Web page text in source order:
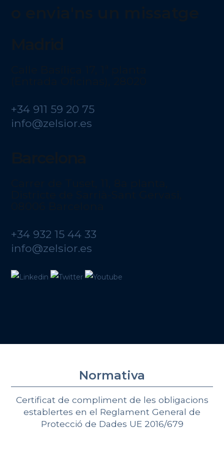
+34 911 59 20 75
info@zelsior.es
+34 932 15 44 33
info@zelsior.es
Normativa
Certificat de compliment de les obligacions
establertes en el Reglament General de
Protecció de Dades UE 2016/679